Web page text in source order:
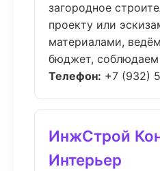
загородное
проекту или
материалами,
бюджет, соблюдаем
Телефон: +7 (932)
ИнжСтрой
Интерьер